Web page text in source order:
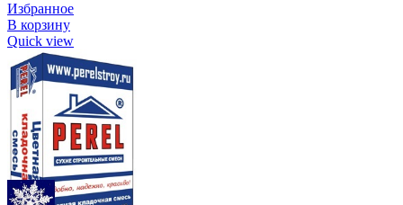
Избранное
В корзину
Quick view